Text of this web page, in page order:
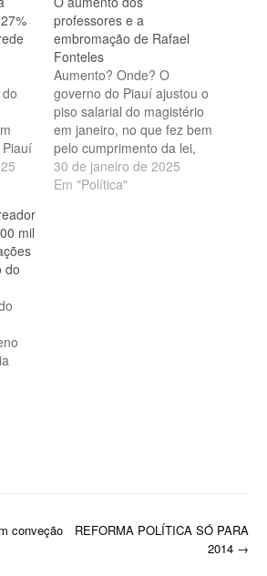
de
professores e a
embromação de Rafael
Fonteles
Aumento? Onde? O
governo do Piauí ajustou o
piso salarial do magistério
em janeiro, no que fez bem
pelo cumprimento da lei,
mas isso não representou
ganhos significativos para
30 de janeiro de 2025
Em "Política"
mil
do
e
conveção
REFORMA POLÍTICA SÓ PARA
2014 →